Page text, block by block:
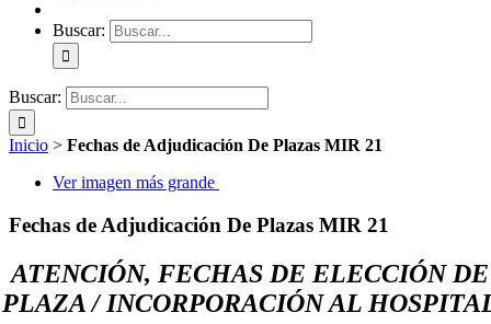
Buscar:
Buscar:
Inicio > Fechas de Adjudicación De Plazas MIR 21
Ver imagen más grande
Fechas de Adjudicación De Plazas MIR 21
ATENCIÓN, FECHAS DE ELECCIÓN DE
PLAZA / INCORPORACIÓN AL